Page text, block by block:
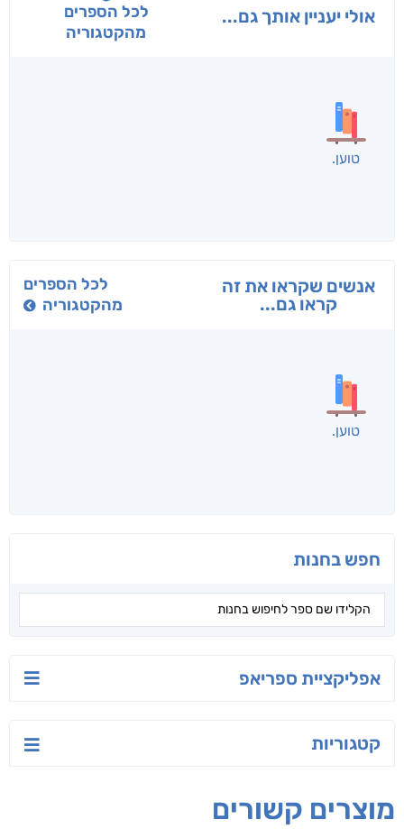
אולי יעניין אותך גם...
לכל הספרים
מהקטגוריה
בפנוכו
חני שאטן
תרדמת
א. פ.
אנשים שקראו את זה
ג'וליה שניידר יאיר פומרנץ